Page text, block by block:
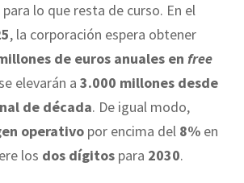
lo que resta de curso. En el
, la corporación espera obtener
de euros anuales en free
elevarán a 3.000 millones desde
de década. De igual modo,
operativo por encima del 8% en
los dos dígitos para 2030.